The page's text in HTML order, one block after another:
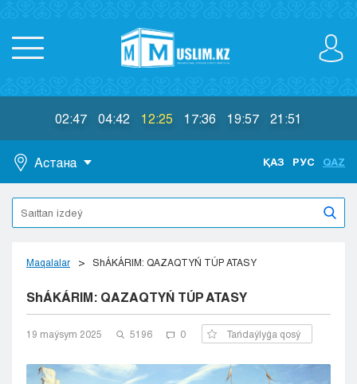
02:47 04:42 12:25 17:36 19:57 21:51
Астана
Astana
Almaty
Aktobe
Jezkazgan
Karaganda
Kokshetaý
Kyzylorda
ҚАЗ РУС QAZ
Maqalalar ShÁKÁRIM: QAZAQTYŃ TÚP ATASY
ShÁKÁRIM: QAZAQTYŃ TÚP ATASY
19 maýsym 2025 5196 0 Tańdaýlyǵa qosý